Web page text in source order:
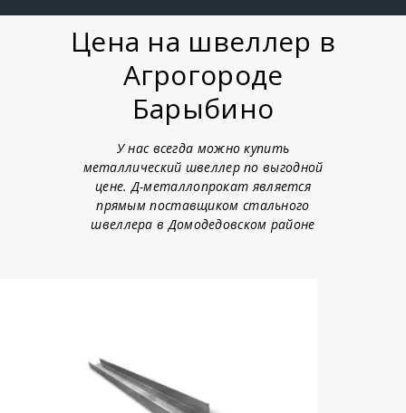
Цена на швеллер в
Агрогороде
Барыбино
У нас всегда можно купить
металлический швеллер по выгодной
цене. Д-металлопрокат является
прямым поставщиком стального
швеллера в Домодедовском районе